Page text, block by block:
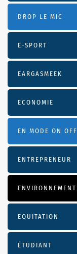
DROP LE MIC
E-SPORT
EARGASMEEK
ECONOMIE
EN MODE ON OFF
ENTREPRENEUR
ENVIRONNEMENT
EQUITATION
ÉTUDIANT